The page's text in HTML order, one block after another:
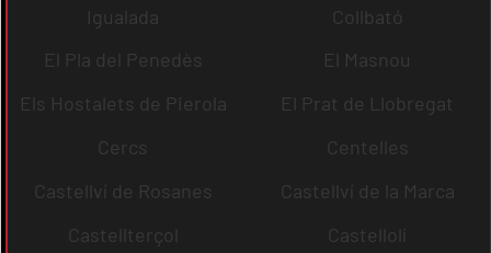
Igualada
Collbató
El Pla del Penedès
El Masnou
Els Hostalets de Pierola
El Prat de Llobregat
Cercs
Centelles
Castellví de Rosanes
Castellví de la Marca
Castellterçol
Castellolí